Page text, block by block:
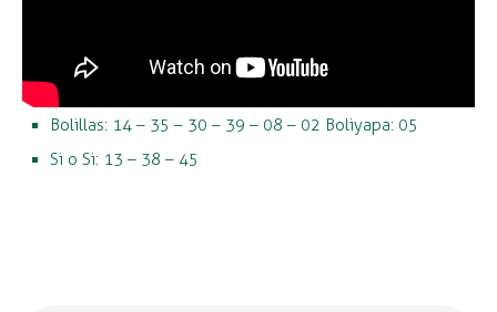
Bolillas: 14 – 35 – 30 – 39 – 08 – 02 Boliyapa: 05
Si o Si: 13 – 38 – 45